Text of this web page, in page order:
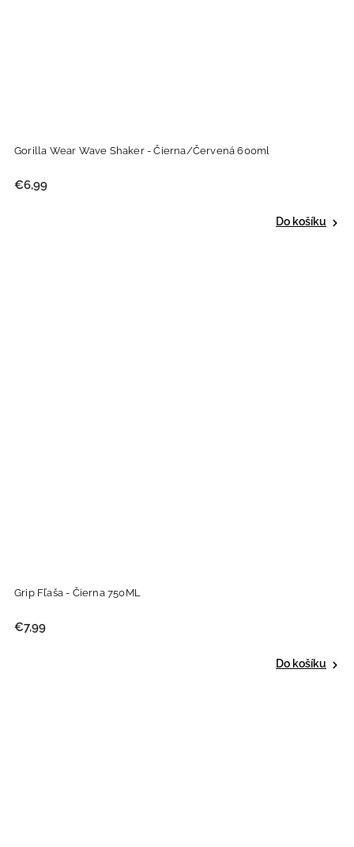
Gorilla Wear Wave Shaker - Čierna/Červená 600ml
€6,99
Do košíku
Grip Fľaša - Čierna 750ML
€7,99
Do košíku